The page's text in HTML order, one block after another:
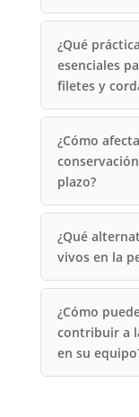
¿Qué
esenciales
filetes y
¿Cómo
plazo?
¿Qué
vivos en la
¿Cómo
contribuir a
en su